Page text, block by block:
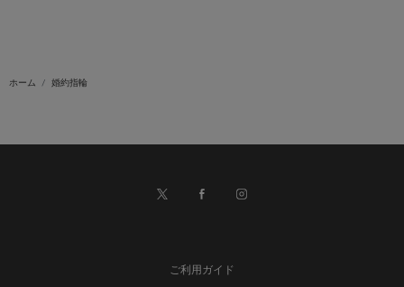
ホーム 婚約指輪
ご利用ガイド